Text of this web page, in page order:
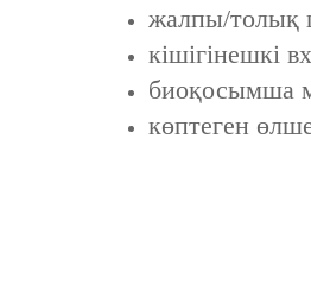
жалпы/толық
кішігінешкі
биоқосымша
көптеген